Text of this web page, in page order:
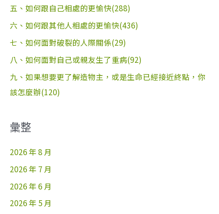
五、如何跟自己相處的更愉快(288)
六、如何跟其他人相處的更愉快(436)
七、如何面對破裂的人際關係(29)
八、如何面對自己或親友生了重病(92)
九、如果想要更了解造物主，或是生命已經接近終點，你
該怎麼辦(120)
彙整
2026 年 8 月
2026 年 7 月
2026 年 6 月
2026 年 5 月